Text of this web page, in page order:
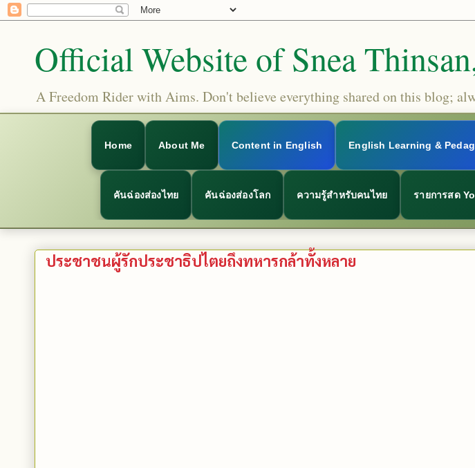
Official Website of Snea
A Freedom Rider with Aims. Don't believe everything shared on this blog;
Home About Me Content in English English Learning &
คันฉ่องส่องไทย คันฉ่องส่องโลก ความรู้สำหรับคนไทย รายการสด
ประชาชนผู้รักประชาธิปไตยถึงทหารกล้าทั้งหลาย